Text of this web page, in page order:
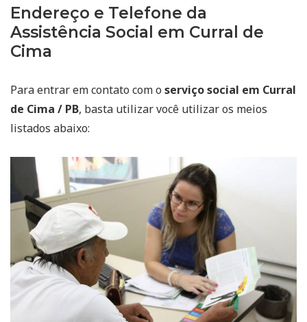
Endereço e Telefone da
Assistência Social em Curral de
Cima
Para entrar em contato com o serviço social em Curral
de Cima / PB, basta utilizar você utilizar os meios
listados abaixo: